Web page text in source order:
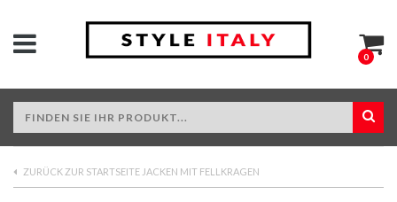
0
ZURÜCK ZUR STARTSEITE JACKEN MIT FELLKRAGEN